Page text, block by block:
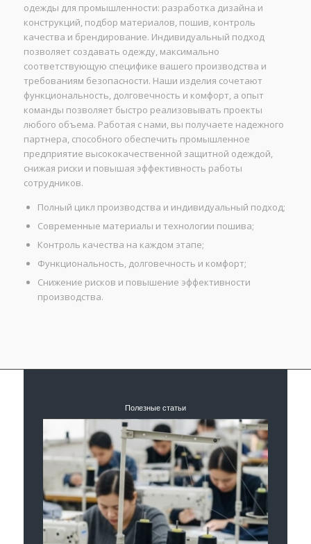
одежды для промышленности: разработка дизайна и
конструкций, подбор материалов, пошив, контроль
качества и брендирование. Индивидуальный подход
позволяет создавать одежду, максимально
соответствующую специфике вашего производства и
требованиям безопасности. Наши изделия сочетают
функциональность, долговечность и комфорт, а опыт
команды позволяет быстро реализовывать проекты
любого объема. Работая с нами, вы получаете надежного
партнера, способного обеспечить промышленное
предприятие высококачественной защитной одеждой,
снижая риски и повышая эффективность работы
сотрудников.
Полный цикл производства и индивидуальный подход;
Современные материалы и технологии пошива;
Контроль качества на каждом этапе;
Функциональность, долговечность и комфорт;
Снижение рисков и повышение эффективности
производства.
Полезные статьи